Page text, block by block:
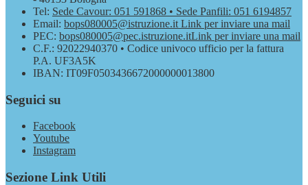
Tel: Sede Cavour: 051 591868 • Sede Panfili: 051 6194857
Email: bops080005@istruzione.it Link per inviare una mail
PEC: bops080005@pec.istruzione.itLink per inviare una mail
C.F.: 92022940370 • Codice univoco ufficio per la fattura
P.A. UF3A5K
IBAN: IT09F0503436672000000013800
Seguici su
Facebook
Youtube
Instagram
Sezione Link Utili